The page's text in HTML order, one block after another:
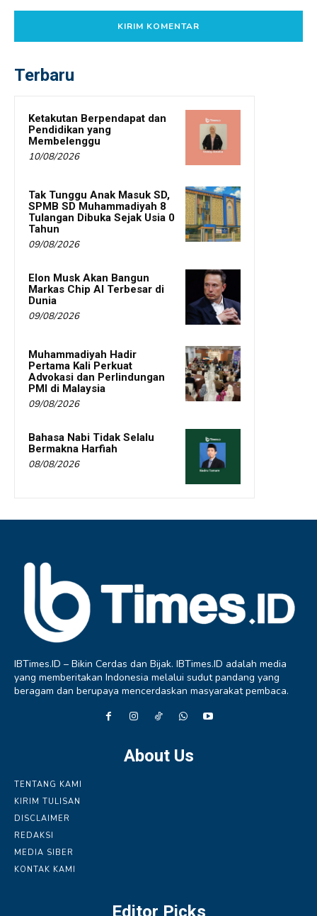
Terbaru
Ketakutan Berpendapat dan
Pendidikan yang
Membelenggu
10/08/2026
Tak Tunggu Anak Masuk SD,
SPMB SD Muhammadiyah 8
Tulangan Dibuka Sejak Usia 0
Tahun
09/08/2026
Elon Musk Akan Bangun
Markas Chip AI Terbesar di
Dunia
09/08/2026
Muhammadiyah Hadir
Pertama Kali Perkuat
Advokasi dan Perlindungan
PMI di Malaysia
09/08/2026
Bahasa Nabi Tidak Selalu
Bermakna Harfiah
08/08/2026
IBTimes.ID – Bikin Cerdas dan Bijak. IBTimes.ID adalah media
yang memberitakan Indonesia melalui sudut pandang yang
beragam dan berupaya mencerdaskan masyarakat pembaca.
About Us
TENTANG KAMI
KIRIM TULISAN
DISCLAIMER
REDAKSI
MEDIA SIBER
KONTAK KAMI
Editor Picks